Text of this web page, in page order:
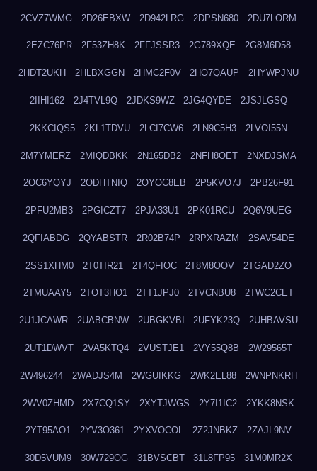
2CVZ7WMG 2D26EBXW 2D942LRG 2DPSN680 2DU7LORM
2EZC76PR 2F53ZH8K 2FFJSSR3 2G789XQE 2G8M6D58
2HDT2UKH 2HLBXGGN 2HMC2F0V 2HO7QAUP 2HYWPJNU
2IIHI162 2J4TVL9Q 2JDKS9WZ 2JG4QYDE 2JSJLGSQ
2KKCIQS5 2KL1TDVU 2LCI7CW6 2LN9C5H3 2LVOI55N
2M7YMERZ 2MIQDBKK 2N165DB2 2NFH8OET 2NXDJSMA
2OC6YQYJ 2ODHTNIQ 2OYOC8EB 2P5KVO7J 2PB26F91
2PFU2MB3 2PGICZT7 2PJA33U1 2PK01RCU 2Q6V9UEG
2QFIABDG 2QYABSTR 2R02B74P 2RPXRAZM 2SAV54DE
2SS1XHM0 2T0TIR21 2T4QFIOC 2T8M8OOV 2TGAD2ZO
2TMUAAY5 2TOT3HO1 2TT1JPJ0 2TVCNBU8 2TWC2CET
2U1JCAWR 2UABCBNW 2UBGKVBI 2UFYK23Q 2UHBAVSU
2UT1DWVT 2VA5KTQ4 2VUSTJE1 2VY55Q8B 2W29565T
2W496244 2WADJS4M 2WGUIKKG 2WK2EL88 2WNPNKRH
2WV0ZHMD 2X7CQ1SY 2XYTJWGS 2Y7I1IC2 2YKK8NSK
2YT95AO1 2YV3O361 2YXVOCOL 2Z2JNBKZ 2ZAJL9NV
30D5VUM9 30W729OG 31BVSCBT 31L8FP95 31M0MR2X